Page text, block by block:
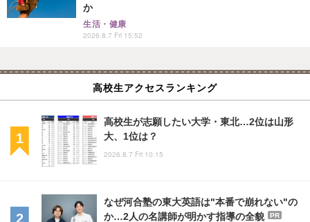
か
生活・健康
2026.8.7 Fri 15:52
高校生アクセスランキング
高校生が志願したい大学・東北…2位は山形
大、1位は？
2026.8.7 Fri 10:15
なぜ河合塾の東大英語は"本番で崩れない"の
か…2人の名講師が明かす指導の全貌
PR